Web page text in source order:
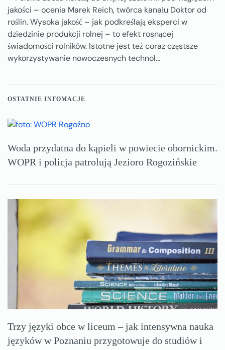
jakości – ocenia Marek Reich, twórca kanału Doktor od
roślin. Wysoka jakość – jak podkreślają eksperci w
dziedzinie produkcji rolnej – to efekt rosnącej
świadomości rolników. Istotne jest też coraz częstsze
wykorzystywanie nowoczesnych technol…
OSTATNIE INFOMACJE
Woda przydatna do kąpieli w powiecie obornickim.
WOPR i policja patrolują Jezioro Rogozińskie
Trzy języki obce w liceum – jak intensywna nauka
języków w Poznaniu przygotowuje do studiów i